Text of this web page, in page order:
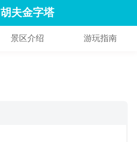
胡夫金字塔
景区介绍 游玩指南